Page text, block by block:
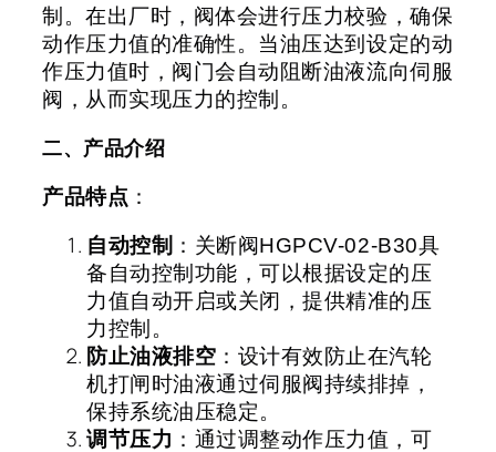
制。在出厂时，阀体会进行压力校验，确保
动作压力值的准确性。当油压达到设定的动
作压力值时，阀门会自动阻断油液流向伺服
阀，从而实现压力的控制。
二、产品介绍
产品特点 ：
自动控制 ：关断阀HGPCV-02-B30具
备自动控制功能，可以根据设定的压
力值自动开启或关闭，提供精准的压
力控制。
防止油液排空 ：设计有效防止在汽轮
机打闸时油液通过伺服阀持续排掉，
保持系统油压稳定。
调节压力 ：通过调整动作压力值，可